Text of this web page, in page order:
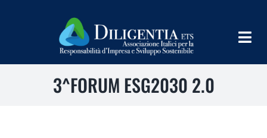
3^FORUM ESG2030 2.0